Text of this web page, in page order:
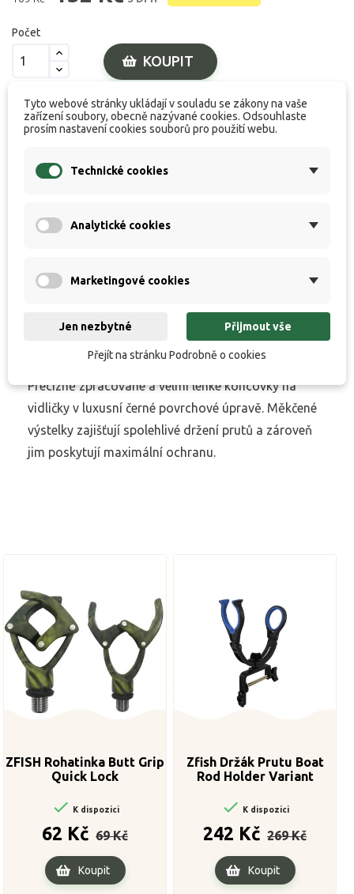
Počet
KOUPIT
K dispozici
Popis produktu
Specifikace
Precizně zpracované a velmi lehké koncovky na
vidličky v luxusní černé povrchové úpravě. Měkčené
výstelky zajišťují spolehlivé držení prutů a zároveň
jim poskytují maximální ochranu.
ZFISH Rohatinka Butt Grip
Quick Lock
 K dispozici
62 Kč
cena
69 Kč
Koupit
Zfish Držák Prutu Boat
Rod Holder Variant
 K dispozici
242 Kč
cena
269 Kč
Koupit
Tyto webové stránky ukládají v souladu se zákony na vaše
zařízení soubory, obecně nazývané cookies. Odsouhlaste
prosím nastavení cookies souborů pro použití webu.
Technické cookies
Analytické cookies
Marketingové cookies
Jen nezbytné Přijmout vše
Přejít na stránku Podrobně o cookies